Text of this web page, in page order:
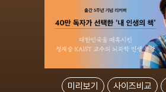
미리보기 사이즈비교